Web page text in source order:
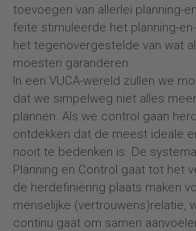
toevoegen van allerlei planning-
feite stimuleerde het planning-
het tegenovergestelde van wat
moesten garanderen.
In een VUCA-wereld zullen we
dat we simpelweg niet alles
plannen. Als we control gaan
ontdekken dat de meest ideale
nooit te bedenken is. De
Planning en Control gaat tot het
de herdefiniëring plaats maken
menselijke (vertrouwens)relatie,
continu gaat om samen